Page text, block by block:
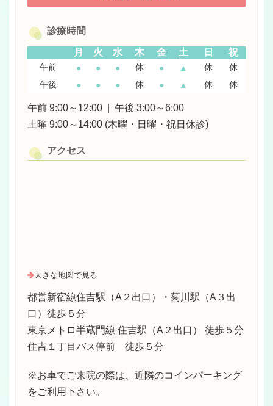
診療時間
月 火 水 木 金 土 日 祝
午前 ● ● ● 休 ● ▲ 休
休
午後
● ● ● 休 ● ▲ 休 休
午前 9:00～12:00
午後 3:00～6:00
土曜 9:00～14:00 (木曜・日曜・祝日休診)
アクセス
大きな地図で見る
都営新宿線住吉駅（A２出口）・菊川駅（A３出
口）徒歩５分
東京メトロ半蔵門線 住吉駅（A２出口） 徒歩５分
住吉１丁目バス停前 徒歩５分
※お車でご来院の際は、近隣のコインパーキング
をご利用下さい。